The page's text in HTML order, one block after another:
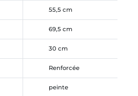
55,5 cm
69,5 cm
30 cm
Renforcée
peinte